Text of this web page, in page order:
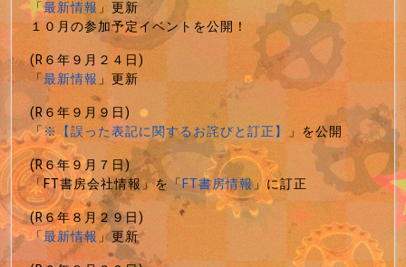
「最新情報」更新
１０月の参加予定イベントを公開！
(R６年９月２４日)
「最新情報」更新
(R６年９月９日)
「※【誤った表記に関するお詫びと訂正】 」を公開
(R６年９月７日)
「FT書房会社情報」を「FT書房情報」に訂正
(R６年８月２９日)
「最新情報」更新